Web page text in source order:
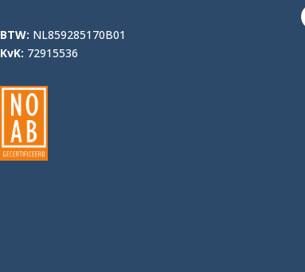
BTW: NL859285170B01
KvK: 72915536